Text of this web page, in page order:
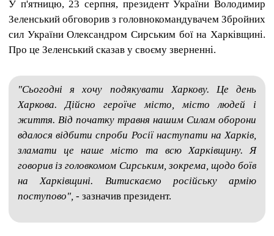
У п'ятницю, 23 серпня, президент України Володимир
Зеленський обговорив з головнокомандувачем Збройних
сил України Олександром Сирським бої на Харківщині.
Про це Зеленський сказав у своєму зверненні.
"Сьогодні я хочу подякувати Харкову. Це день
Харкова. Дійсно героїче місто, місто людей і
життя. Від початку травня нашим Силам оборони
вдалося відбити спроби Росії наступати на Харків,
зламати це наше місто та всю Харківщину. Я
говорив із головкомом Сирським, зокрема, щодо боїв
на Харківщині. Витискаємо російську армію
поступово", - зазначив президент.